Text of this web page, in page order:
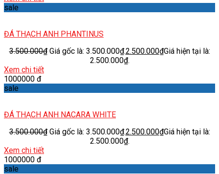
sale
ĐÁ THẠCH ANH PHANTINUS
3.500.000₫ Giá gốc là: 3.500.000₫.2.500.000₫Giá hiện tại là:
2.500.000₫.
Xem chi tiết
1000000 đ
sale
ĐÁ THẠCH ANH NACARA WHITE
3.500.000₫ Giá gốc là: 3.500.000₫.2.500.000₫Giá hiện tại là:
2.500.000₫.
Xem chi tiết
1000000 đ
sale